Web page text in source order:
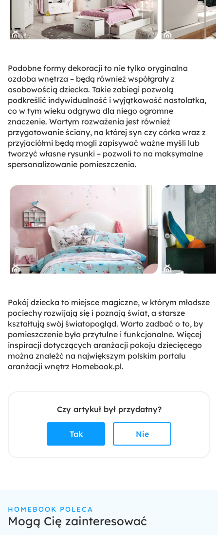
Podobne formy dekoracji to nie tylko oryginalna
ozdoba wnętrza – będą również współgrały z
osobowością dziecka. Takie zabiegi pozwolą
podkreślić indywidualność i wyjątkowość nastolatka,
co w tym wieku odgrywa dla niego ogromne
znaczenie. Wartym rozważenia jest również
przygotowanie ściany, na której syn czy córka wraz z
przyjaciółmi będą mogli zapisywać ważne myśli lub
tworzyć własne rysunki – pozwoli to na maksymalne
spersonalizowanie pomieszczenia.
Pokój dziecka to miejsce magiczne, w którym młodsze
pociechy rozwijają się i poznają świat, a starsze
kształtują swój światopogląd. Warto zadbać o to, by
pomieszczenie było przytulne i funkcjonalne. Więcej
inspiracji dotyczących aranżacji pokoju dziecięcego
można znaleźć na największym polskim portalu
aranżacji wnętrz Homebook.pl.
Czy artykuł był przydatny?
Tak Nie
HOMEBOOK POLECA
Mogą Cię zainteresować